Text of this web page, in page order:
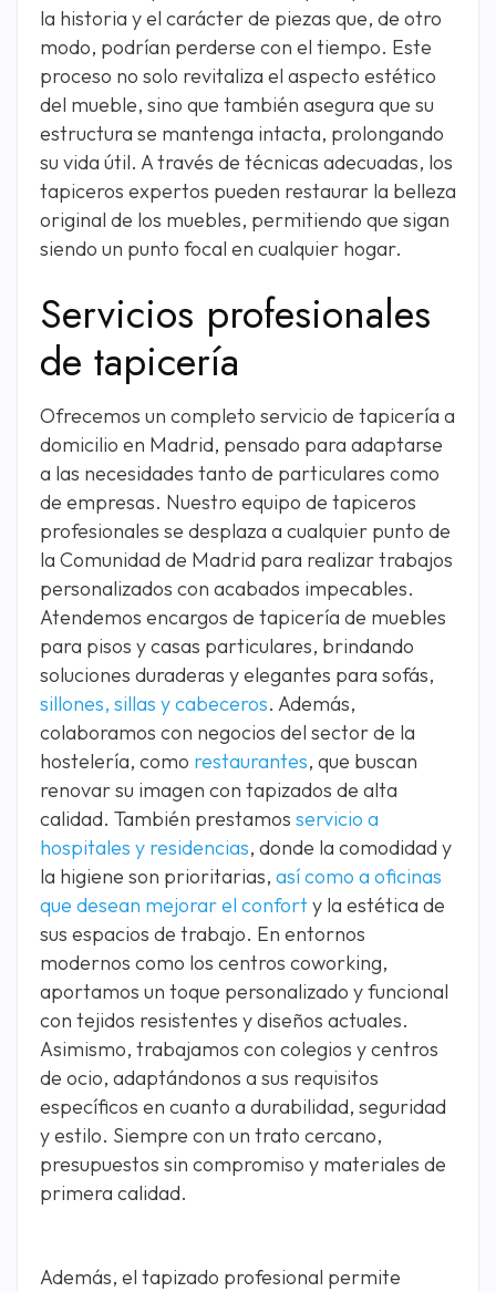
la historia y el carácter de piezas que, de otro
modo, podrían perderse con el tiempo. Este
proceso no solo revitaliza el aspecto estético
del mueble, sino que también asegura que su
estructura se mantenga intacta, prolongando
su vida útil. A través de técnicas adecuadas, los
tapiceros expertos pueden restaurar la belleza
original de los muebles, permitiendo que sigan
siendo un punto focal en cualquier hogar.
Servicios profesionales
de tapicería
Ofrecemos un completo servicio de tapicería a
domicilio en Madrid, pensado para adaptarse
a las necesidades tanto de particulares como
de empresas. Nuestro equipo de tapiceros
profesionales se desplaza a cualquier punto de
la Comunidad de Madrid para realizar trabajos
personalizados con acabados impecables.
Atendemos encargos de tapicería de muebles
para pisos y casas particulares, brindando
soluciones duraderas y elegantes para sofás,
sillones, sillas y cabeceros. Además,
colaboramos con negocios del sector de la
hostelería, como restaurantes, que buscan
renovar su imagen con tapizados de alta
calidad. También prestamos servicio a
hospitales y residencias, donde la comodidad y
la higiene son prioritarias, así como a oficinas
que desean mejorar el conforty la estética de
sus espacios de trabajo. En entornos
modernos como los centros coworking,
aportamos un toque personalizado y funcional
con tejidos resistentes y diseños actuales.
Asimismo, trabajamos con colegios y centros
de ocio, adaptándonos a sus requisitos
específicos en cuanto a durabilidad, seguridad
y estilo. Siempre con un trato cercano,
presupuestos sin compromiso y materiales de
primera calidad.
Además, el tapizado profesional permite